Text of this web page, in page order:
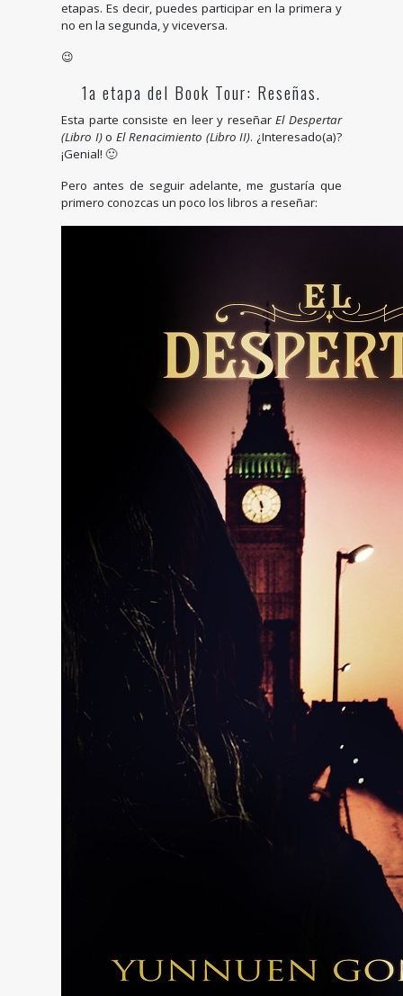
etapas. Es decir, puedes participar en la primera y
no en la segunda, y viceversa.
😉
1a etapa del Book Tour: Reseñas.
Esta parte consiste en leer y reseñarEl Despertar
(Libro I)oEl Renacimiento (Libro II). ¿Interesado(a)?
¡Genial! 🙂
Pero antes de seguir adelante, me gustaría que
primero conozcas un poco los libros a reseñar: